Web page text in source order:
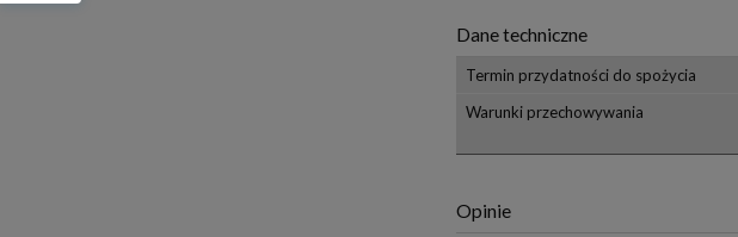
Dane techniczne
Termin przydatności do spożycia
Warunki przechowywania
Opinie